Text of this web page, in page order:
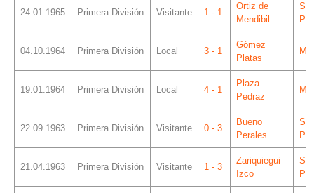
24.01.1965 Primera División Visitante 1 - 1
Ortiz de
Mendibil
04.10.1964 Primera División Local 3 - 1
Gómez
Platas
19.01.1964 Primera División Local 4 - 1
Plaza
Pedraz
22.09.1963 Primera División Visitante 0 - 3
Bueno
Perales
21.04.1963 Primera División Visitante 1 - 3
Zariquiegui
Izco